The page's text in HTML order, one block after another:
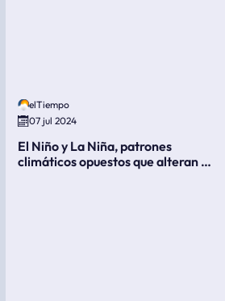
elTiempo
07 jul 2024
El Niño y La Niña, patrones
climáticos opuestos que alteran la